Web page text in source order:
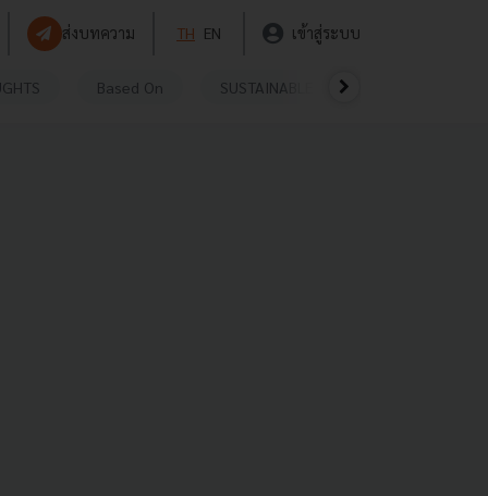
ส่งบทความ TH EN เข้าสู่ระบบ
Based On SUSTAINABLE